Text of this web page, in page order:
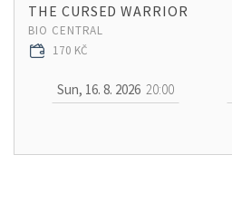
THE CURSED WARRIOR
BIO CENTRAL
170 KČ
Sun, 16. 8. 2026 20:00